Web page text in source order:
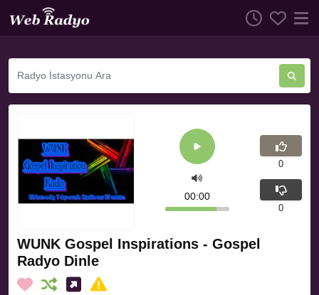
WUNK Gospel Inspirations - Gospel
Radyo Dinle
00:00
0
0